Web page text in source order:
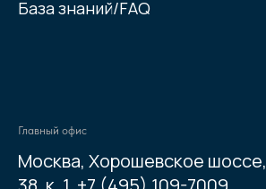
База знаний/FAQ
Главный офис
Москва, Хорошевское шоссе,